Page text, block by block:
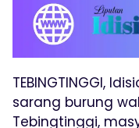
TEBINGTINGGI,
sarang burung
Tebingtinggi,